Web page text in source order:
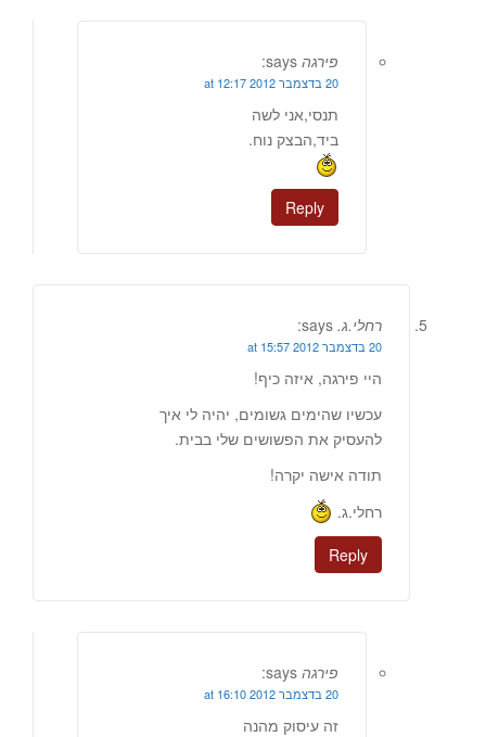
פירגה says:
20 בדצמבר 2012 at 12:17
תנסי,אני לשה
ביד,הבצק נוח.
Reply
רחלי.ג. says:
20 בדצמבר 2012 at 15:57
היי פירגה, איזה כיף!
עכשיו שהימים גשומים, יהיה לי איך
להעסיק את הפשושים שלי בבית.
תודה אישה יקרה!
רחלי.ג.
Reply
פירגה says:
20 בדצמבר 2012 at 16:10
זה עיסוק מהנה